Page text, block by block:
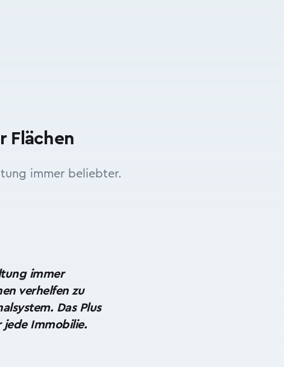
Flächen
immer beliebter.
immer
verhelfen zu
Das Plus
jede Immobilie.